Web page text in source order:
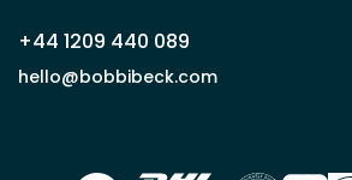
partenaire
commercial
+44 1209 440 089
hello@bobbibeck.com